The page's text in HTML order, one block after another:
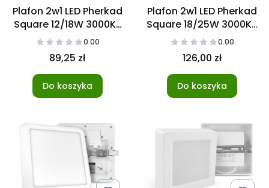
Plafon 2w1 LED Pherkad
Square 12/18W 3000K-
6000K0.00
89,25 zł
Do koszyka
Plafon 2w1 LED Pherkad
Square 18/25W 3000K-
6000K0.00
126,00 zł
Do koszyka